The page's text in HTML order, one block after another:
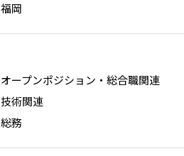
福岡
オープンポジション・総合職関連
技術関連
総務